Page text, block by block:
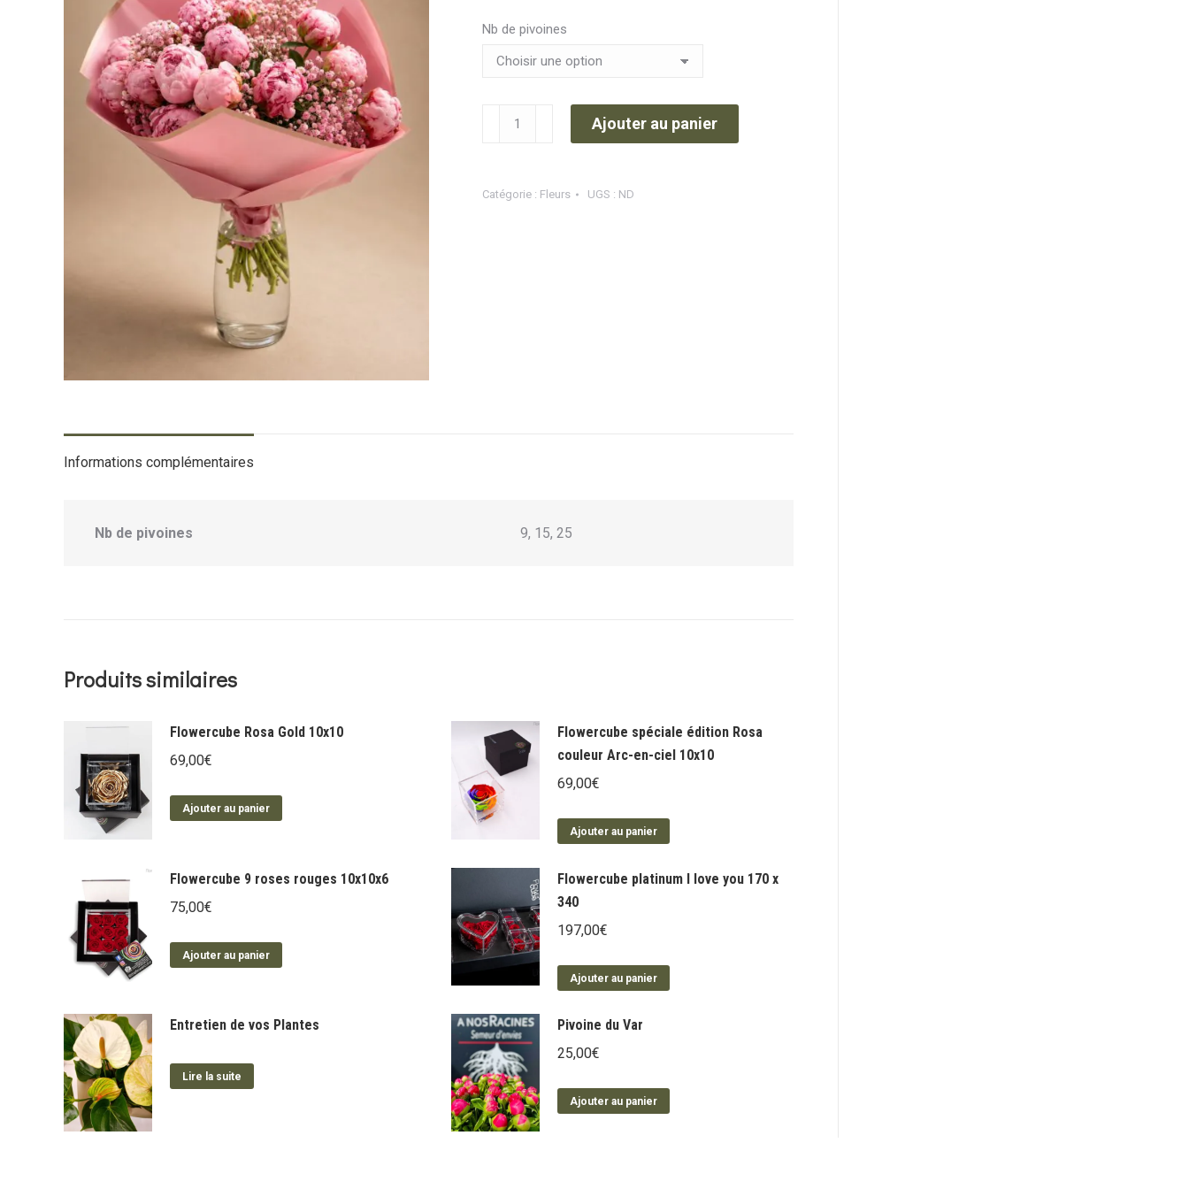
Nb de pivoines
quantité
pivoines
Ajouter au panier
Catégorie : Fleurs UGS : ND
Informations complémentaires
Nb de pivoines 9, 15, 25
Produits similaires
Flowercube Rosa Gold 10x10
69,00€
Ajouter au panier
Flowercube spéciale édition Rosa
couleur Arc-en-ciel 10x10
69,00€
Ajouter au panier
Flowercube 9 roses rouges 10x10x6
75,00€
Ajouter au panier
Flowercube platinum I love you 170 x
340
197,00€
Ajouter au panier
Entretien de vos Plantes
Lire la suite
Pivoine du Var
25,00€
Ajouter au panier